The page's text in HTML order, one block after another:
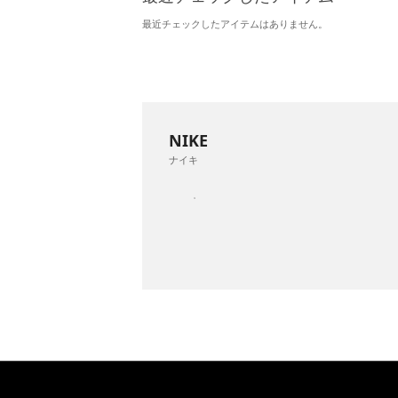
最近チェックしたアイテムはありません。
NIKE
ナイキ